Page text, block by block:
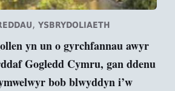
, YSBRYDOLIAETH
yn un o gyrchfannau awyr
Gogledd Cymru, gan ddenu
bob blwyddyn i’w